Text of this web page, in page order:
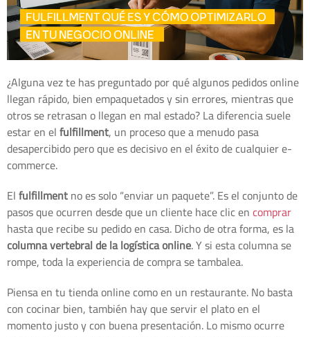
¿Alguna vez te has preguntado por qué algunos pedidos online
llegan rápido, bien empaquetados y sin errores, mientras que
otros se retrasan o llegan en mal estado? La diferencia suele
estar en elfulfillment, un proceso que a menudo pasa
desapercibido pero que es decisivo en el éxito de cualquier e-
commerce.
Elfulfillmentno es solo “enviar un paquete”. Es el conjunto de
pasos que ocurren desde que un cliente hace clic encomprar
hasta que recibe su pedido en casa. Dicho de otra forma, es la
columna vertebral de la logística online. Y si esta columna se
rompe, toda la experiencia de compra se tambalea.
Piensa en tu tienda online como en un restaurante. No basta
con cocinar bien, también hay que servir el plato en el
momento justo y con buena presentación. Lo mismo ocurre